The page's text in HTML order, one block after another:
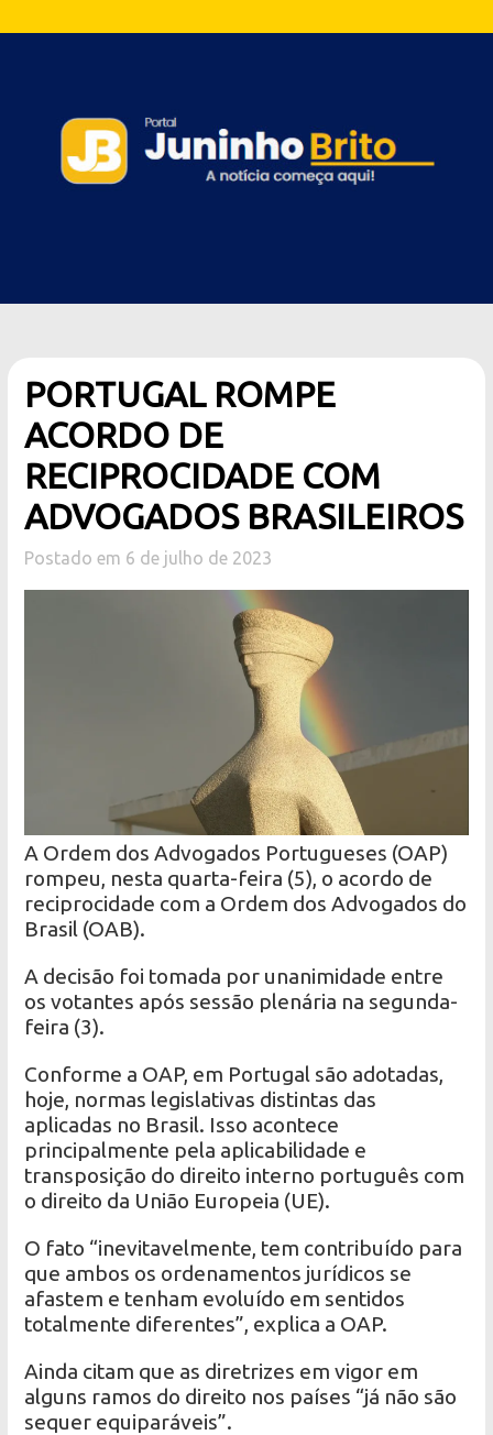
PORTUGAL ROMPE
ACORDO DE
RECIPROCIDADE COM
ADVOGADOS BRASILEIROS
Postado em 6 de julho de 2023
A Ordem dos Advogados Portugueses (OAP)
rompeu, nesta quarta-feira (5), o acordo de
reciprocidade com a Ordem dos Advogados do
Brasil (OAB).
A decisão foi tomada por unanimidade entre
os votantes após sessão plenária na segunda-
feira (3).
Conforme a OAP, em Portugal são adotadas,
hoje, normas legislativas distintas das
aplicadas no Brasil. Isso acontece
principalmente pela aplicabilidade e
transposição do direito interno português com
o direito da União Europeia (UE).
O fato “inevitavelmente, tem contribuído para
que ambos os ordenamentos jurídicos se
afastem e tenham evoluído em sentidos
totalmente diferentes”, explica a OAP.
Ainda citam que as diretrizes em vigor em
alguns ramos do direito nos países “já não são
sequer equiparáveis”.